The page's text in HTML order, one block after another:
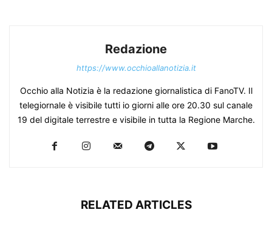
Redazione
https://www.occhioallanotizia.it
Occhio alla Notizia è la redazione giornalistica di FanoTV. Il
telegiornale è visibile tutti io giorni alle ore 20.30 sul canale
19 del digitale terrestre e visibile in tutta la Regione Marche.
RELATED ARTICLES